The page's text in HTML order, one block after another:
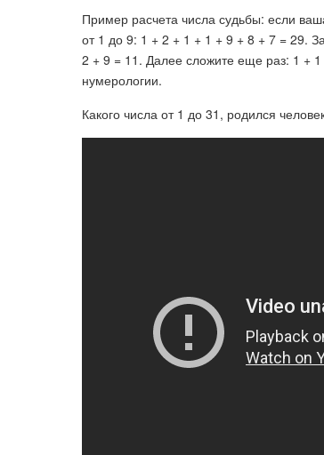
Пример расчета числа судьбы: если
от 1 до 9: 1 + 2 + 1 + 1 + 9 + 8 + 7 = 29.
2 + 9 = 11. Далее сложите еще раз: 1 +
нумерологии.
Какого числа от 1 до 31, родился